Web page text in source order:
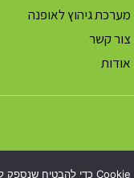
מערכת גיהוץ לאופנה
צור קשר
אודות